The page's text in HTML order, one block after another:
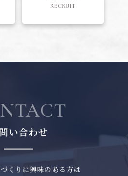
RECRUIT
い合わせ
くりに興味のある方は